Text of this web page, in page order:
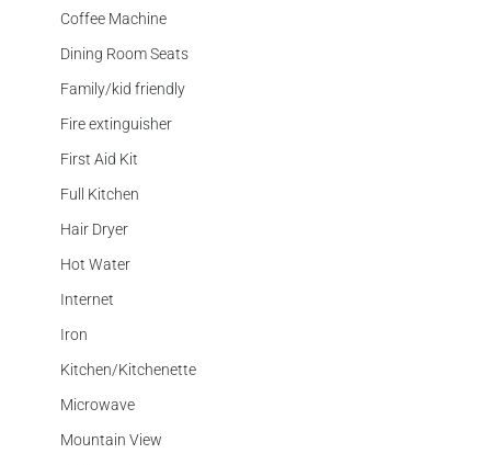
Coffee Machine
Dining Room Seats
Family/kid friendly
Fire extinguisher
First Aid Kit
Full Kitchen
Hair Dryer
Hot Water
Internet
Iron
Kitchen/Kitchenette
Microwave
Mountain View